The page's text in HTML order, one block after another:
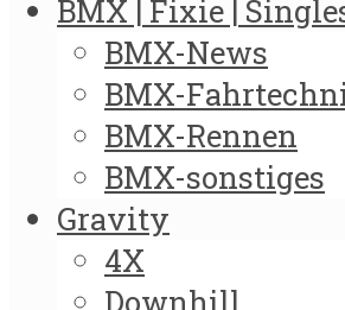
BMX | Fixie |
BMX-News
BMX-
BMX-Rennen
BMX-sonstiges
Gravity
4X
Downhill